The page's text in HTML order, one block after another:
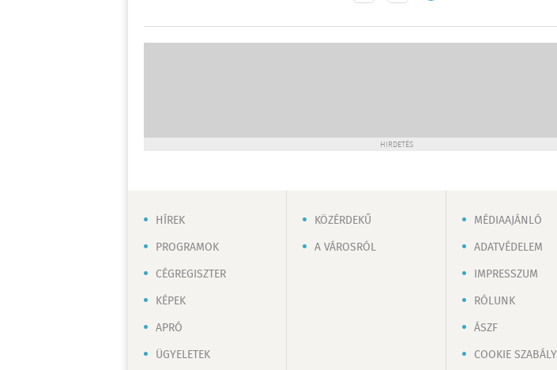
HIRDETÉS
HÍREK
PROGRAMOK
CÉGREGISZTER
KÉPEK
APRÓ
ÜGYELETEK
KÖZÉRDEKŰ
A VÁROSRÓL
MÉDIAAJÁNLÓ
ADATVÉDELEM
IMPRESSZUM
RÓLUNK
ÁSZF
COOKIE